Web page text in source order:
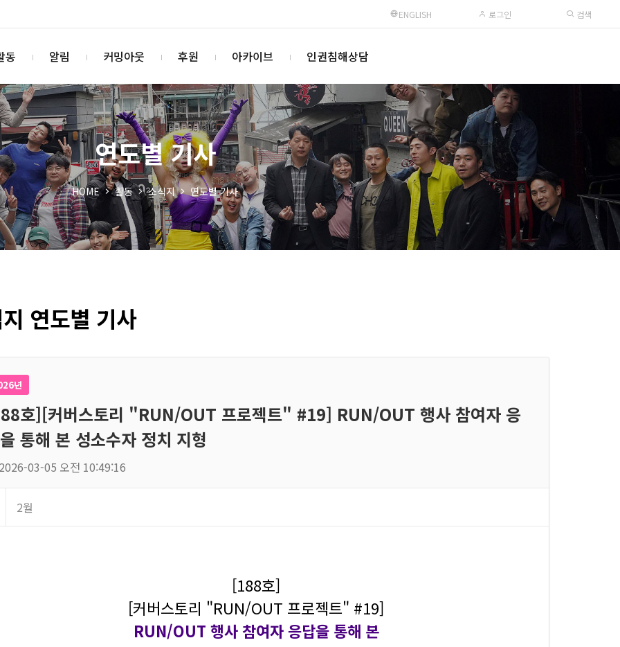
ENGLISH 로그인 검색
동 알림 커밍아웃 후원 아카이브 인권침해상담
연도별 기사
HOME 활동 소식지 연도별 기사
연도별 기사
년
호][커버스토리 "RUN/OUT 프로젝트" #19] RUN/OUT 행사 참여자 응
통해 본 성소수자 정치 지형
03-05 오전 10:49:16
2월
[188호]
[커버스토리 "RUN/OUT 프로젝트" #19]
RUN/OUT 행사 참여자 응답을 통해 본